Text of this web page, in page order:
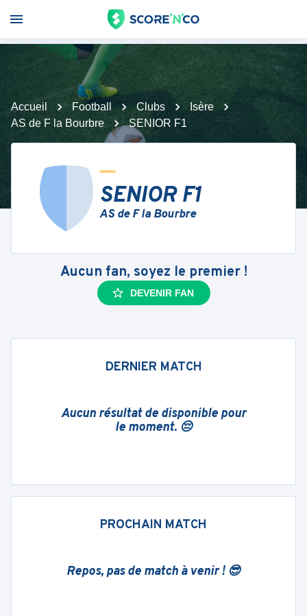
Accueil Football Clubs
Isère
AS de F la Bourbre
SENIOR F1
SENIOR F1
AS de F la Bourbre
Aucun fan, soyez le premier !
DEVENIR FAN
DERNIER MATCH
Aucun résultat de disponible pour
le moment. 😔
PROCHAIN MATCH
Repos, pas de match à venir ! 😎